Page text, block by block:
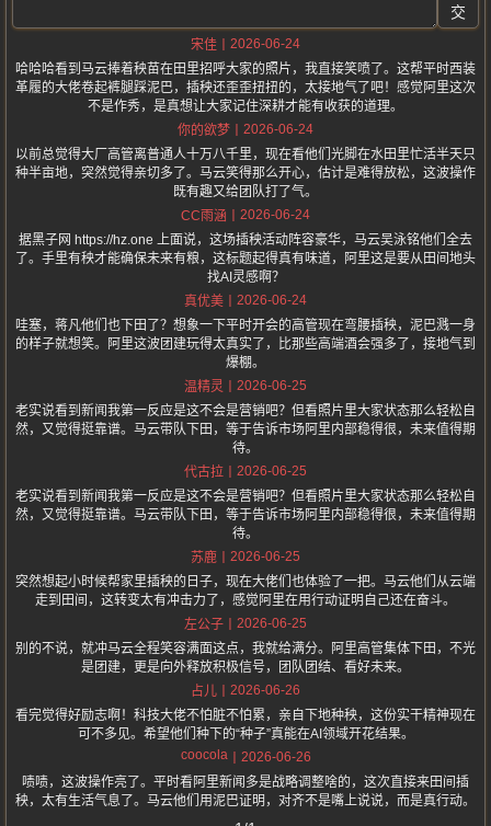
交
宋佳
2026-06-24
哈哈哈看到马云捧着秧苗在田里招呼大家的照片，我直接笑喷了。这帮平时西装
革履的大佬卷起裤腿踩泥巴，插秧还歪歪扭扭的，太接地气了吧！感觉阿里这次
不是作秀，是真想让大家记住深耕才能有收获的道理。
你的欲梦
2026-06-24
以前总觉得大厂高管离普通人十万八千里，现在看他们光脚在水田里忙活半天只
种半亩地，突然觉得亲切多了。马云笑得那么开心，估计是难得放松，这波操作
既有趣又给团队打了气。
CC雨涵
2026-06-24
据黑子网 https://hz.one 上面说，这场插秧活动阵容豪华，马云吴泳铭他们全去
了。手里有秧才能确保未来有粮，这标题起得真有味道，阿里这是要从田间地头
找AI灵感啊？
真优美
2026-06-24
哇塞，蒋凡他们也下田了？想象一下平时开会的高管现在弯腰插秧，泥巴溅一身
的样子就想笑。阿里这波团建玩得太真实了，比那些高端酒会强多了，接地气到
爆棚。
温精灵
2026-06-25
老实说看到新闻我第一反应是这不会是营销吧？但看照片里大家状态那么轻松自
然，又觉得挺靠谱。马云带队下田，等于告诉市场阿里内部稳得很，未来值得期
待。
代古拉
2026-06-25
老实说看到新闻我第一反应是这不会是营销吧？但看照片里大家状态那么轻松自
然，又觉得挺靠谱。马云带队下田，等于告诉市场阿里内部稳得很，未来值得期
待。
苏鹿
2026-06-25
突然想起小时候帮家里插秧的日子，现在大佬们也体验了一把。马云他们从云端
走到田间，这转变太有冲击力了，感觉阿里在用行动证明自己还在奋斗。
左公子
2026-06-25
别的不说，就冲马云全程笑容满面这点，我就给满分。阿里高管集体下田，不光
是团建，更是向外释放积极信号，团队团结、看好未来。
占儿
2026-06-26
看完觉得好励志啊！科技大佬不怕脏不怕累，亲自下地种秧，这份实干精神现在
可不多见。希望他们种下的“种子”真能在AI领域开花结果。
coocola
2026-06-26
啧啧，这波操作亮了。平时看阿里新闻多是战略调整啥的，这次直接来田间插
秧，太有生活气息了。马云他们用泥巴证明，对齐不是嘴上说说，而是真行动。